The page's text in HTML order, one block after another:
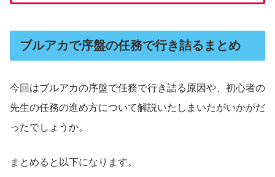
ブルアカで序盤の任務で行き詰るまとめ
今回はブルアカの序盤で任務で行き詰る原因や、初心者の
先生の任務の進め方について解説いたしまいたがいかがだ
ったでしょうか。
まとめると以下になります。